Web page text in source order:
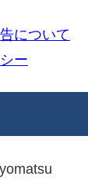
について
ー